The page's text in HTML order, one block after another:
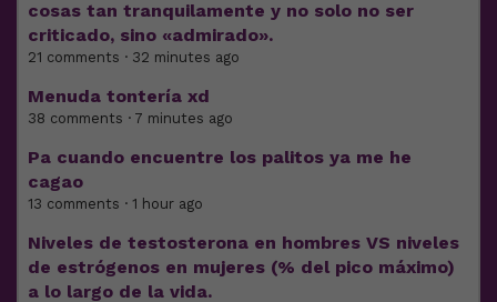
cosas tan tranquilamente y no solo no ser
criticado, sino «admirado».
21 comments · 32 minutes ago
Menuda tontería xd
38 comments · 7 minutes ago
Pa cuando encuentre los palitos ya me he
cagao
13 comments · 1 hour ago
Niveles de testosterona en hombres VS niveles
de estrógenos en mujeres (% del pico máximo)
a lo largo de la vida.